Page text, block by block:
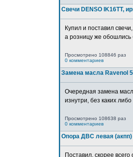
Свечи DENSO IK16TT,
Купил и поставил
а розницу же обошлись
Просмотрено 108846 раз
0 комментариев
Замена масла Ravenol
Очередная замена
изнутри, без каких
Просмотрено 108638 раз
0 комментариев
Опора ДВС левая (акпп)
Поставил, скорее